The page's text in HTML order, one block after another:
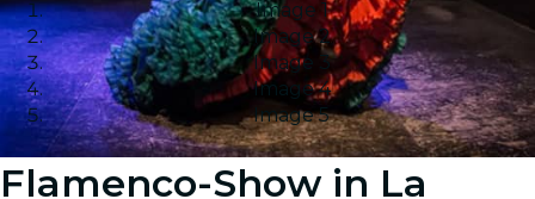
Image 1
Image 2
Image 3
Image 4
Image 5
Flamenco-Show in La